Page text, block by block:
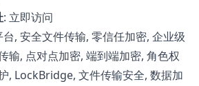
: 立即访问
台, 安全文件传输, 零信任加密, 企业级
输, 点对点加密, 端到端加密, 角色权
, LockBridge, 文件传输安全, 数据加